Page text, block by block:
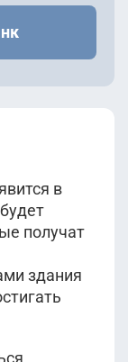
в
получат
здания